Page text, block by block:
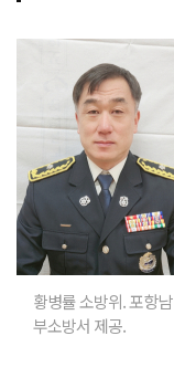
황병률 소방위. 포항남
부소방서 제공.